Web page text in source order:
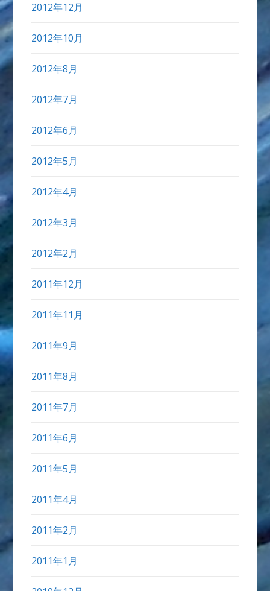
2012年12月
2012年10月
2012年8月
2012年7月
2012年6月
2012年5月
2012年4月
2012年3月
2012年2月
2011年12月
2011年11月
2011年9月
2011年8月
2011年7月
2011年6月
2011年5月
2011年4月
2011年2月
2011年1月